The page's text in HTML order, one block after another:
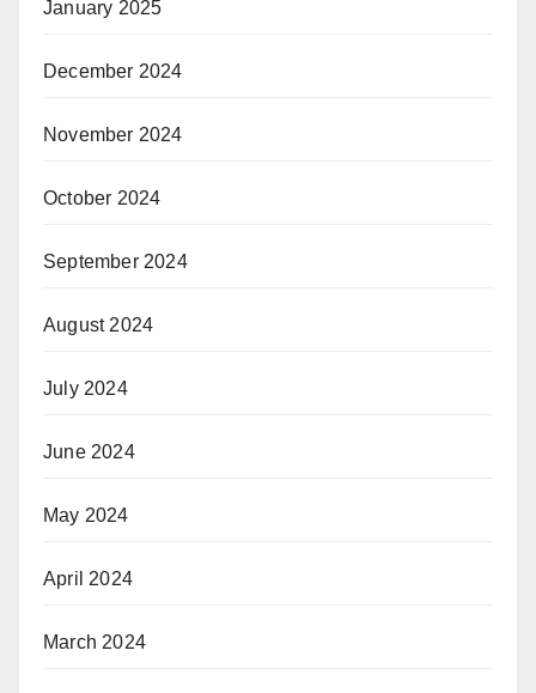
January 2025
December 2024
November 2024
October 2024
September 2024
August 2024
July 2024
June 2024
May 2024
April 2024
March 2024